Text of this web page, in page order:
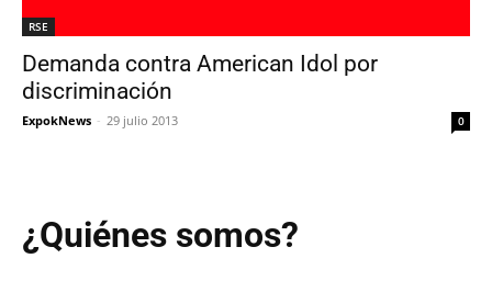
RSE
Demanda contra American Idol por
discriminación
ExpokNews - 29 julio 2013 0
¿Quiénes somos?